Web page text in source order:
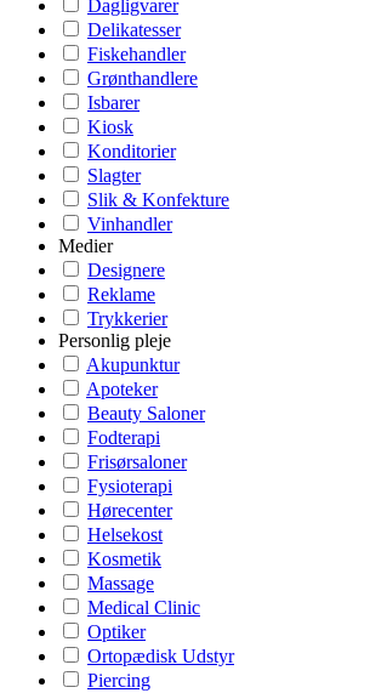
Dagligvarer
Delikatesser
Fiskehandler
Grønthandlere
Isbarer
Kiosk
Konditorier
Slagter
Slik & Konfekture
Vinhandler
Medier
Designere
Reklame
Trykkerier
Personlig pleje
Akupunktur
Apoteker
Beauty Saloner
Fodterapi
Frisørsaloner
Fysioterapi
Hørecenter
Helsekost
Kosmetik
Massage
Medical Clinic
Optiker
Ortopædisk Udstyr
Piercing